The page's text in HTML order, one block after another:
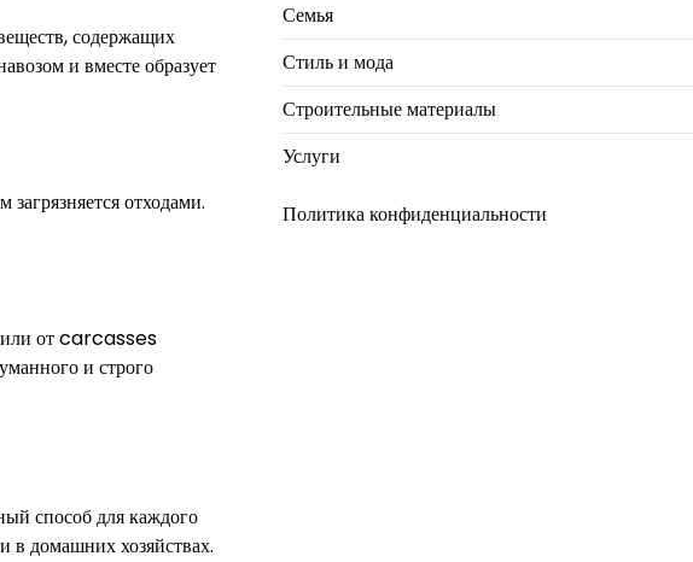
содержащих
и вместе образует
отходами.
или от carcasses
и строго
способ для каждого
в домашних хозяйствах.
Семья
Стиль и мода
Строительные материалы
Услуги
Политика конфиденциальности